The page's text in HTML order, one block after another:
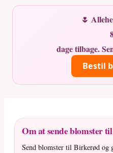
🌷
dage tilbage.
Bestil
Om at sende blomster
Send blomster til Birkerød